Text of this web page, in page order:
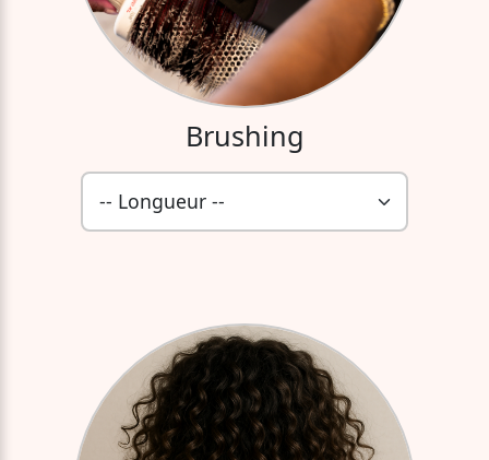
Brushing